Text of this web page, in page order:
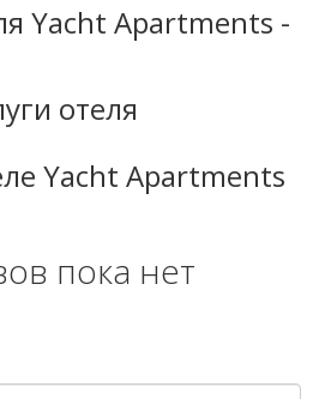
Yacht Apartments -
отеля
Yacht Apartments
пока нет